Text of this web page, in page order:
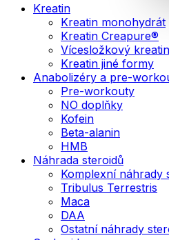
Kreatin
Kreatin monohydrát
Kreatin Creapure®
Vícesložkový kreatin
Kreatin jiné formy
Anabolizéry a pre-
Pre-workouty
NO doplňky
Kofein
Beta-alanin
HMB
Náhrada steroidů
Komplexní náhrady
Tribulus Terrestris
Maca
DAA
Ostatní náhrady